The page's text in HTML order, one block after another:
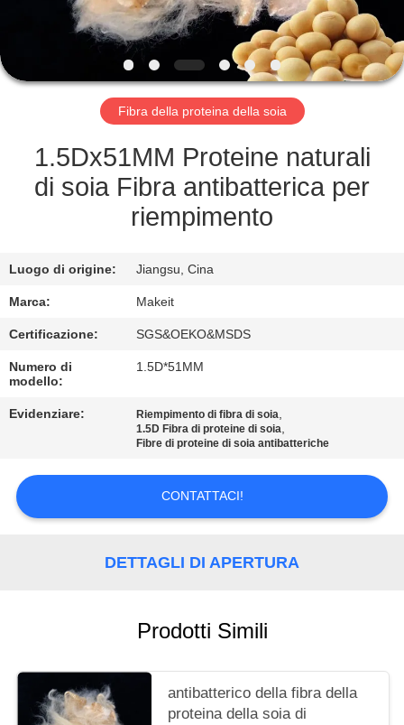
CONTROLLO
QUALITÀ
CONTATTICI
NOTIZIA
RICHIEDA
UNA
MAPPA
SITO
PRIVACY
Fibra della proteina della soia
1.5Dx51MM Proteine naturali
di soia Fibra antibatterica per
riempimento
Luogo di origine: Jiangsu, Cina
Marca: Makeit
Certificazione: SGS&OEKO&MSDS
Numero di
modello:
1.5D*51MM
Evidenziare: Riempimento di fibra di soia,
1.5D Fibra di proteine di soia,
Fibre di proteine di soia antibatteriche
CONTATTACI!
DETTAGLI DI APERTURA
Prodotti Simili
antibatterico della fibra della
proteina della soia di